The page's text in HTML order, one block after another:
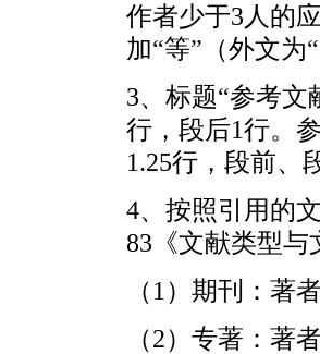
作者少于3人的
加“等”（外文为
3、标题“参考文
行，段后1行。
1.25行，段前、
4、按照引用的
83《文献类型
（1）期刊：著
（2）专著：著